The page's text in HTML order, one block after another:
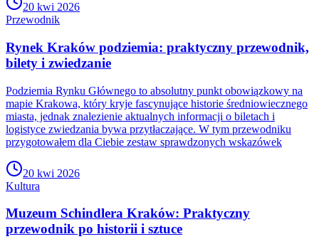
20 kwi 2026
Przewodnik
Rynek Kraków podziemia: praktyczny przewodnik,
bilety i zwiedzanie
Podziemia Rynku Głównego to absolutny punkt obowiązkowy na
mapie Krakowa, który kryje fascynujące historie średniowiecznego
miasta, jednak znalezienie aktualnych informacji o biletach i
logistyce zwiedzania bywa przytłaczające. W tym przewodniku
przygotowałem dla Ciebie zestaw sprawdzonych wskazówek
20 kwi 2026
Kultura
Muzeum Schindlera Kraków: Praktyczny
przewodnik po historii i sztuce